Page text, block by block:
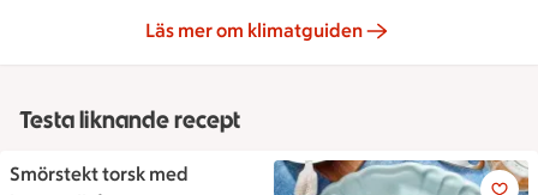
Läs mer om klimatguiden
Testa liknande recept
Smörstekt torsk med
Smörstekt torsk med